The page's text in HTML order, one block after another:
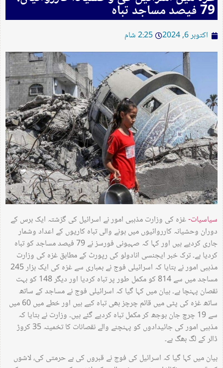
79 فیصد مساجد تباہ
اکتوبر 6, 2024 2:25 شام
سیاسیات-غزہ کی وزارت مذہبی امور نے اسرائیل کی گزشتہ ایک برس کے
دوران وحشیانہ کارروائیوں میں ہونے والی تباہ کاریوں کے اعداد وشمار
جاری کردیے ہیں اور کہا کہ صہیونی فورسز نے 79 فیصد مساجد کو تباہ
کردیا ہے۔ ترک خبر ایجنسی انادولو کی رپورٹ کے مطابق غزہ کی وزارت
مذہبی امور نے بتایا کہ اسرائیلی فوج نے بمباری سے غزہ کی ایک ہزار 245
مساجد میں سے 814 کو مکمل طور پر تباہ کردیا اور دیگر 148 کو بہت
نقصان پہنچا ہے۔ بیان میں کہا گیا کہ اسرائیلی فوج نے مساجد کے ساتھ
ساتھ غزہ کی پٹی میں قائم چرچز بھی تباہ کیے ہیں اور خطے میں 60 میں
سے 19 چرچ جان بوجھ کر مکمل تباہ کردیے گئے ہیں۔ وزارت نے بتایا کہ
مذہبی امور کی جائیدادوں کو پہنچنے والے نقصانات کا تخمینہ 35 کروڑ
ڈالر کے لگ بھگ ہے۔
بیان میں کہا گیا کہ اسرائیل کی فوج نے قبروں کی بے حرمتی کی، لاشوں